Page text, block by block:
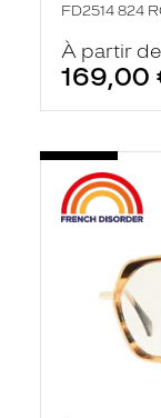
FD2514 824
À partir de
169,00